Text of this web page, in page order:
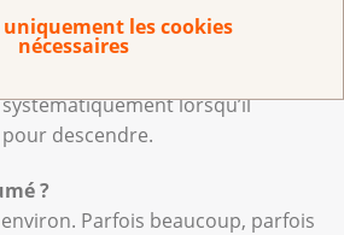
uniquement les cookies
nécessaires
fumé toute sa vie. Il disait
que crapoter, qu’il n’inhalait
lorsqu’il
descendre.
?
environ. Parfois beaucoup, parfois